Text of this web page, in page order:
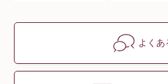
よくあ